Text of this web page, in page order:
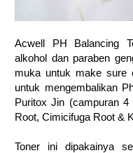
Acwell PH Balancing
alkohol dan paraben
muka untuk make sure
untuk mengembalikan
Puritox Jin (campuran
Root, Cimicifuga Root &
Toner ini dipakainya